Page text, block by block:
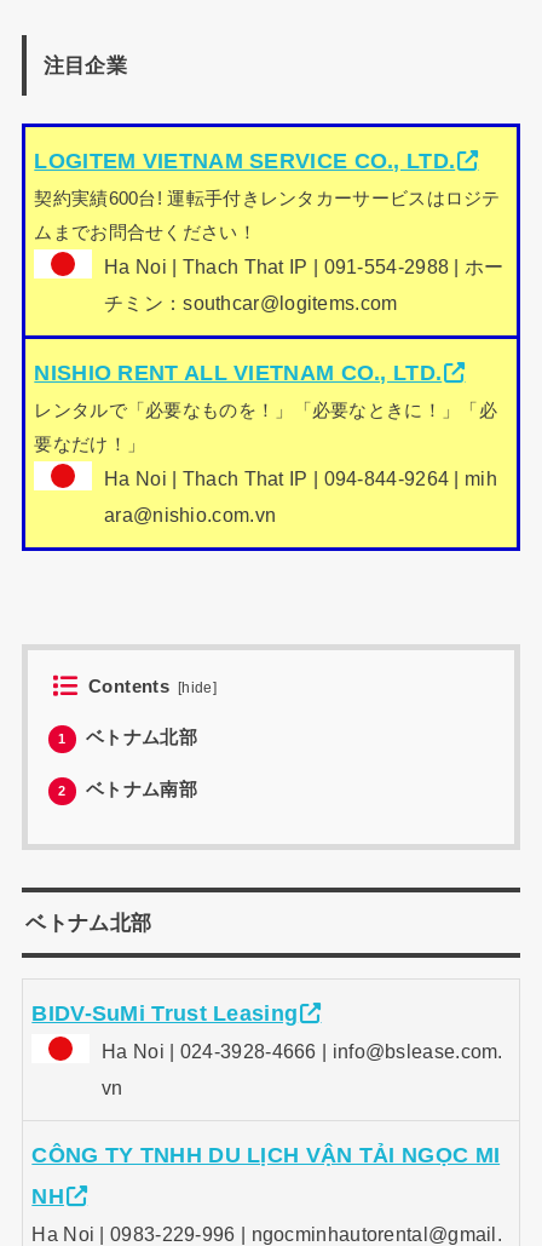
注目企業
LOGITEM VIETNAM SERVICE CO., LTD.
契約実績600台! 運転手付きレンタカーサービスはロジテ
ムまでお問合せください！
Ha Noi | Thach That IP | 091-554-2988 | ホー
チミン：southcar@logitems.com
NISHIO RENT ALL VIETNAM CO., LTD.
レンタルで「必要なものを！」「必要なときに！」「必
要なだけ！」
Ha Noi | Thach That IP | 094-844-9264 | mih
ara@nishio.com.vn
Contents [hide]
1 ベトナム北部
2 ベトナム南部
ベトナム北部
BIDV-SuMi Trust Leasing
Ha Noi | 024-3928-4666 | info@bslease.com.
vn
CÔNG TY TNHH DU LỊCH VẬN TẢI NGỌC MI
NH
Ha Noi | 0983-229-996 | ngocminhautorental@gmail.